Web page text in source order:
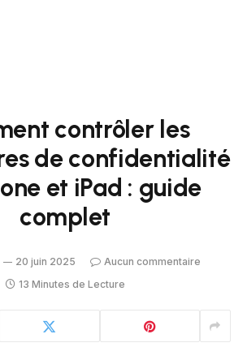
contrôler les
de confidentialité
et iPad : guide
complet
20 juin 2025
Aucun commentaire
13 Minutes de Lecture